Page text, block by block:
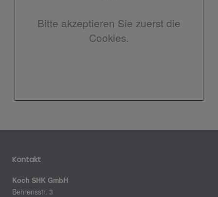
Bitte akzeptieren Sie zuerst die
Cookies.
Kontakt
Koch SHK GmbH
Behrensstr. 3